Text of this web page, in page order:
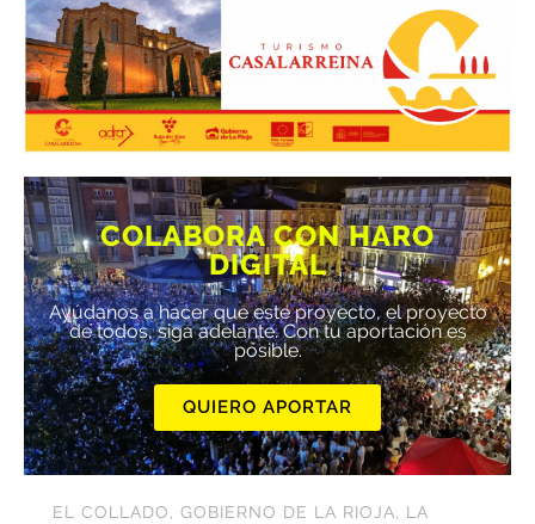
COLABORA CON HARO
DIGITAL
Ayúdanos a hacer que este proyecto, el proyecto
de todos, siga adelante. Con tu aportación es
posible.
QUIERO APORTAR
EL COLLADO, GOBIERNO DE LA RIOJA, LA